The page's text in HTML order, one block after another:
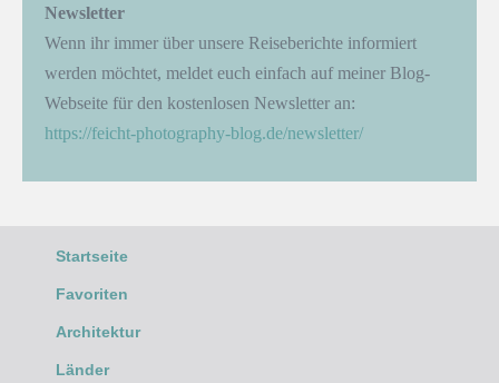
Newsletter
Wenn ihr immer über unsere Reiseberichte informiert
werden möchtet, meldet euch einfach auf meiner Blog-
Webseite für den kostenlosen Newsletter an:
https://feicht-photography-blog.de/newsletter/
Startseite
Favoriten
Architektur
Länder